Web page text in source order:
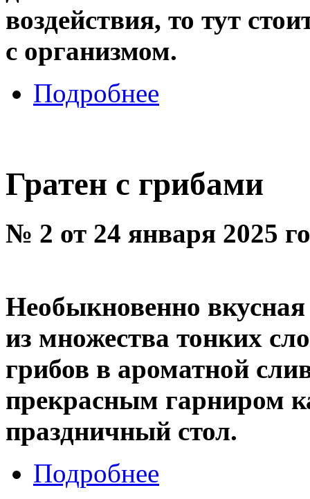
воздействия, то тут
с организмом.
Подробнее
Гратен с грибами
№ 2 от 24 января 2025
Необыкновенно
из множества тонких
грибов в ароматной
прекрасным гарниром
праздничный стол.
Подробнее